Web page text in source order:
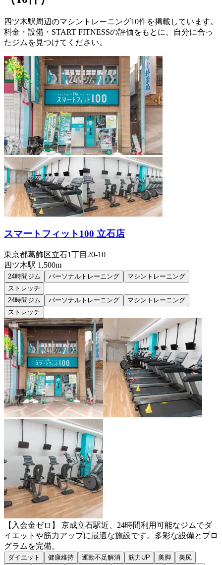
四ツ木駅周辺のマシントレーニング10件を掲載しています。
料金・設備・START FITNESSの評価をもとに、自分に合っ
たジムを見つけてください。
スマートフィット100 立石店
東京都葛飾区立石1丁目20-10
四ツ木駅 1,500m
24時間ジム パーソナルトレーニング
マシントレーニング
ストレッチ
24時間ジム
パーソナルトレーニング
マシントレーニング
ストレッチ
【入会金ゼロ】 京成立石駅近、24時間利用可能なジムでダ
イエットや筋力アップに最適な施設です。多彩な設備とプロ
グラムを完備。
ダイエット 健康維持 運動不足解消 筋力UP 美脚
美尻